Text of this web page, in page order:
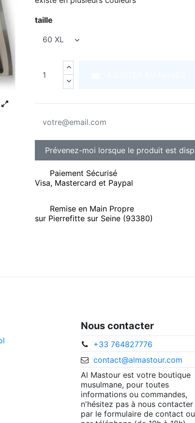
taille
Paiement Sécurisé
Visa, Mastercard et Paypal
Remise en Main Propre
sur Pierrefitte sur Seine (93380)
Nous contacter
+33 764827776
contact@almastour.com
Al Mastour est votre boutique
musulmane, pour toutes
informations ou commandes,
n'hésitez pas à nous contacter
par le formulaire de contact ou